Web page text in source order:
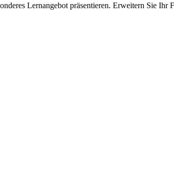
Lernangebot präsentieren. Erweitern Sie